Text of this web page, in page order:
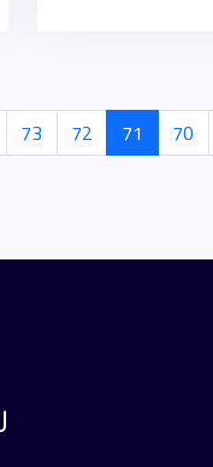
70
71
72
73